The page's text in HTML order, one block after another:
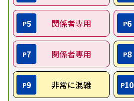
P5 関係者専用 P6
P7 関係者専用 P8
P9 非常に混雑 P10